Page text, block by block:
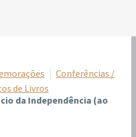
Conferências /
de Livros
da Independência (ao